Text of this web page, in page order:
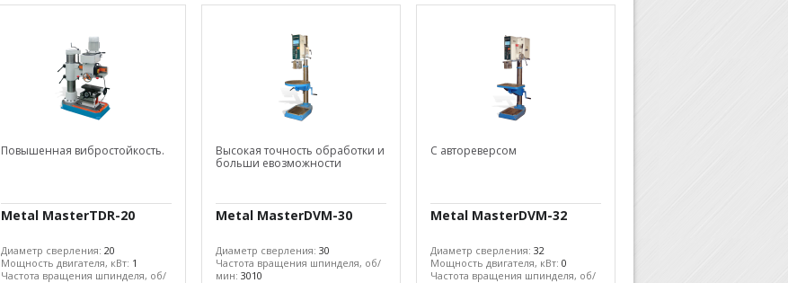
Повышенная вибростойкость.
Metal MasterTDR-20
Диаметр сверления: 20
Мощность двигателя, кВт: 1
Частота вращения шпинделя, об/
Высокая точность обработки и
больши евозможности
Metal MasterDVM-30
Диаметр сверления: 30
Частота вращения шпинделя, об/
мин: 3010
С автореверсом
Metal MasterDVM-32
Диаметр сверления: 32
Мощность двигателя, кВт: 0
Частота вращения шпинделя, об/